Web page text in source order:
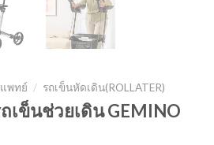
พทย์ / รถเข็นหัดเดิน(ROLLATER)
เข็นช่วยเดิน GEMINO